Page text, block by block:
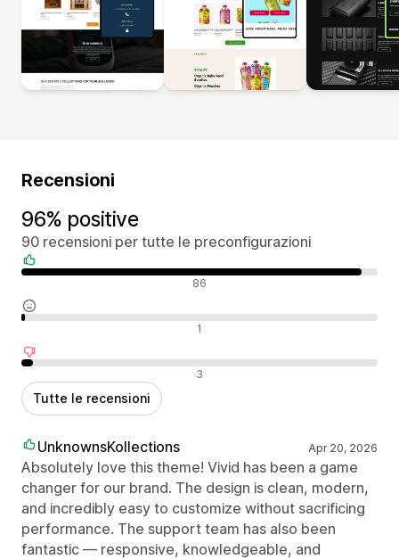
Recensioni
96% positive
90 recensioni per tutte le preconfigurazioni
Recensioni positive 86
Recensioni neutrali 1
Recensioni negative 3
Tutte le recensioni
UnknownsKollections Apr 20, 2026
Absolutely love this theme! Vivid has been a game
changer for our brand. The design is clean, modern,
and incredibly easy to customize without sacrificing
performance. The support team has also been
fantastic — responsive, knowledgeable, and